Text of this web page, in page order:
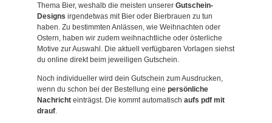
Thema Bier, weshalb die meisten unserer Gutschein-
Designs irgendetwas mit Bier oder Bierbrauen zu tun
haben. Zu bestimmten Anlässen, wie Weihnachten oder
Ostern, haben wir zudem weihnachtliche oder österliche
Motive zur Auswahl. Die aktuell verfügbaren Vorlagen siehst
du online direkt beim jeweiligen Gutschein.
Noch individueller wird dein Gutschein zum Ausdrucken,
wenn du schon bei der Bestellung eine persönliche
Nachricht einträgst. Die kommt automatisch aufs pdf mit
drauf.